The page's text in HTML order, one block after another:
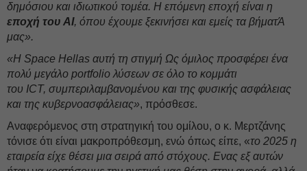
δημόσιου και ιδιωτικού τομέα. Η επόμενη εποχή είναι η
εποχή του AI, όπου έχουμε ξεκινήσει και εμείς τα βήματΆ
μας».
«Η Space Hellas αυτή τη στιγμή Ως όμιλος προσφέρει ένα
πολύ μεγάλο portfolio λύσεων σε όλο το κομμάτι
του ICT, συμπεριλαμβανομένου και της φυσικής ασφάλειας
και της κυβερνοασφάλειας», πρόσθεσε.
Αναφερόμενος στη στρατηγική του ομίλου, ο κ. Μερτζάνης
τόνισε ότι είναι μακροπρόθεσμη, ενώ όπως είπε, «το 2025 η
εταιρεία είχε θέσει μια σειρά από στόχους. Ενας εξ αυτών